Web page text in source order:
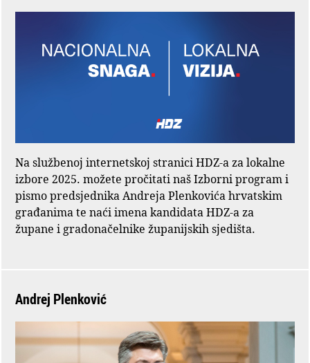
Na službenoj internetskoj stranici HDZ-a za lokalne
izbore 2025. možete pročitati naš Izborni program i
pismo predsjednika Andreja Plenkovića hrvatskim
građanima te naći imena kandidata HDZ-a za
župane i gradonačelnike županijskih sjedišta.
Andrej Plenković